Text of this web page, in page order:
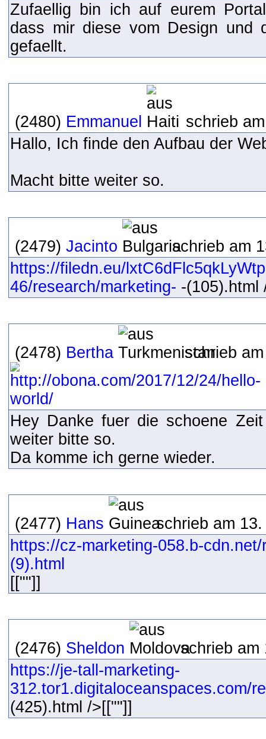
Zufaellig bin ich auf eurem
dass mir diese vom Design und
gefaellt.
(2480) Emmanuel
schrieb
Hallo, Ich finde den Aufbau der
Macht bitte weiter so.
(2479) Jacinto
schrieb am
https://filedn.eu/
46/research/marketing- -
(2478) Bertha schrieb
Hey Danke fuer die schoene
weiter bitte so.
Da komme ich gerne wieder.
(2477) Hans
schrieb am
https://cz-marketing-058.b-
(9).html
[[""]]
(2476) Sheldon
schrieb am
https://je-tall-marketing-
312.tor1.digitaloceanspaces.com/
(425).html />[[""]]